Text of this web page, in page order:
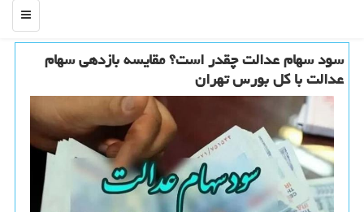
منو
سود سهام عدالت چقدر است؟ مقایسه بازدهی سهام
عدالت با کل بورس تهران